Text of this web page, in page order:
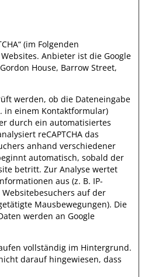
(im Folgenden
Websites. Anbieter ist die Google
House, Barrow Street,
werden, ob die Dateneingabe
in einem Kontaktformular)
durch ein automatisiertes
reCAPTCHA das
anhand verschiedener
automatisch, sobald der
betritt. Zur Analyse wertet
aus (z. B. IP-
auf der
Mausbewegungen). Die
werden an Google
vollständig im Hintergrund.
darauf hingewiesen, dass